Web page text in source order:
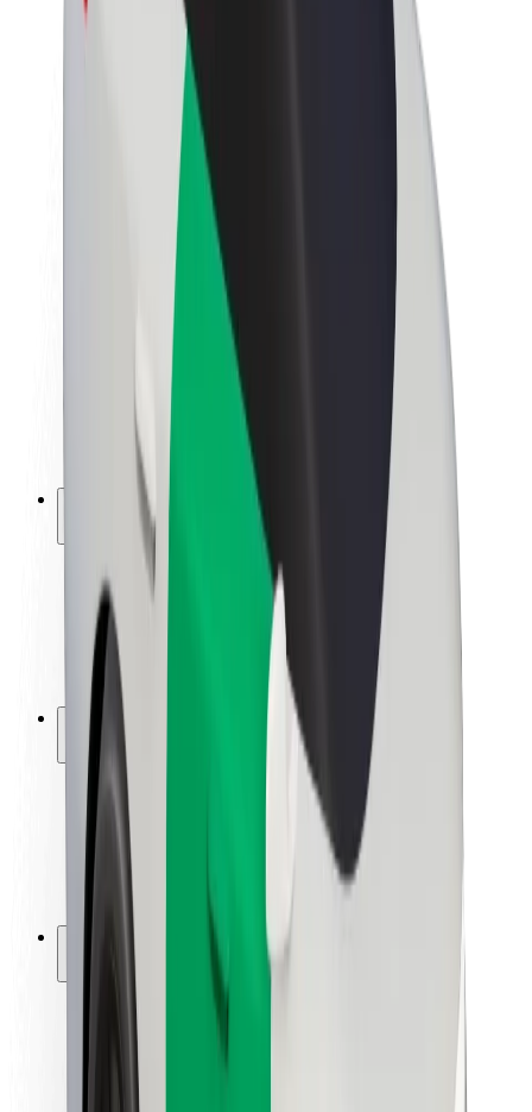
Sobre a Bolt
Sustentabilidade na Bolt
Projeto Zero
Sala de imprensa
Diretrizes da marca
Relações com investidores
Liderança
Imprensa
Fundo Urbano
Segurança dos passageiros
Segurança dos motoristas
Segurança das trotinetes
Safety Lab
Cidades
Localizações
Soluções para as cidades
Aeroportos
Estações de carregamento da Bolt
Para passageiros
Para motoristas
Para estafetas